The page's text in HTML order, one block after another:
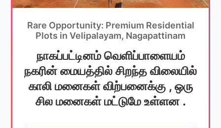
Rare Opportunity: Premium Residential
Plots in Velipalayam, Nagapattinam
நாகப்பட்டினம் வெளிப்பாளையம்
நகரின் மையத்தில் சிறந்த விலையில்
காலி மனைகள் விற்பனைக்கு , ஒரு
சில மனைகள் மட்டுமே உள்ளன .